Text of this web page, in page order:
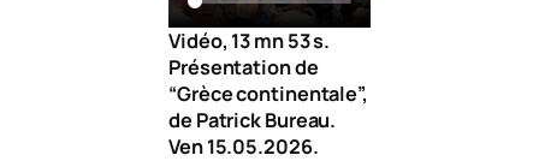
Vidéo, 13 mn 53 s.
Présentation de
“Grèce continentale”,
de Patrick Bureau.
Ven 15.05.2026.